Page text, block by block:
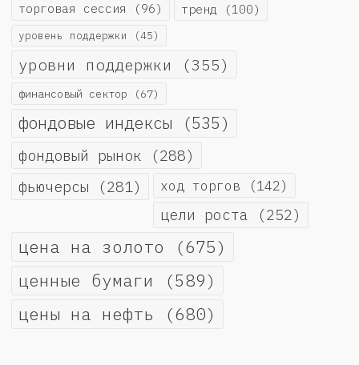
торговая сессия (96) тренд (100)
уровень поддержки (45)
уровни поддержки (355)
финансовый сектор (67)
фондовые индексы (535)
фондовый рынок (288)
фьючерсы (281) ход торгов (142)
цели роста (252)
цена на золото (675)
ценные бумаги (589)
цены на нефть (680)